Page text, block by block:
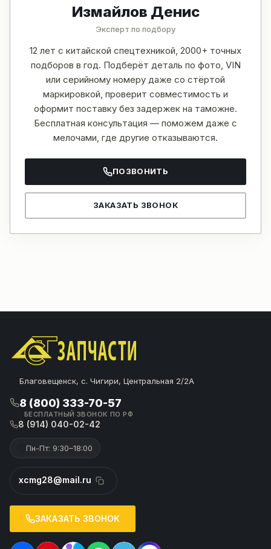
Измайлов Денис
Эксперт по подбору
12 лет с китайской спецтехникой, 2000+ точных
подборов в год. Подберёт деталь по фото, VIN
или серийному номеру даже со стёртой
маркировкой, проверит совместимость и
оформит поставку без задержек на таможне.
Бесплатная консультация — поможем даже с
мелочами, где другие отказываются.
ПОЗВОНИТЬ
ЗАКАЗАТЬ ЗВОНОК
Благовещенск, с. Чигири, Центральная 2/2А
8 (800) 333-70-57
БЕСПЛАТНЫЙ ЗВОНОК ПО РФ
8 (914) 040-02-42
Пн-Пт: 9:30–18:00
xcmg28@mail.ru
ЗАКАЗАТЬ ЗВОНОК